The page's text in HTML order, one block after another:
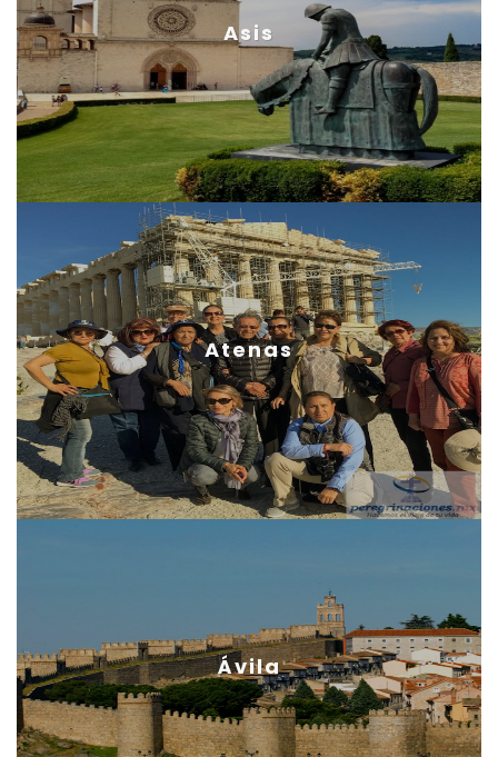
Asis
Atenas
Ávila